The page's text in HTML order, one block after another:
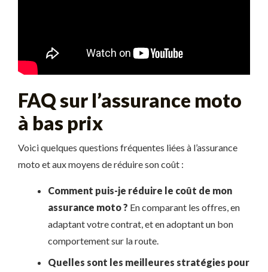
FAQ sur l’assurance moto
à bas prix
Voici quelques questions fréquentes liées à l’assurance
moto et aux moyens de réduire son coût :
Comment puis-je réduire le coût de mon
assurance moto ? En comparant les offres, en
adaptant votre contrat, et en adoptant un bon
comportement sur la route.
Quelles sont les meilleures stratégies pour